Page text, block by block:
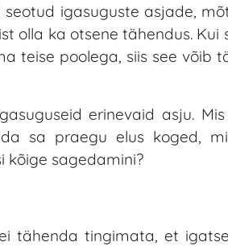
igasuguste asjade,
olla ka otsene tähendus. Kui
teise poolega, siis see võib
erinevaid asju.
sa praegu elus koged,
kõige sagedamini?
tähenda tingimata, et